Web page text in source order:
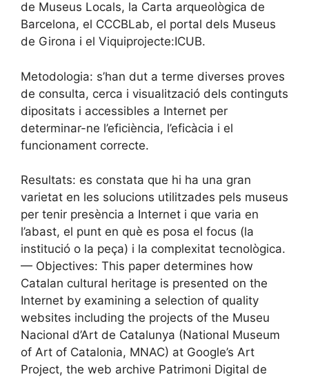
de Museus Locals, la Carta arqueològica de
Barcelona, el CCCBLab, el portal dels Museus
de Girona i el Viquiprojecte:ICUB.
Metodologia: s’han dut a terme diverses proves
de consulta, cerca i visualització dels continguts
dipositats i accessibles a Internet per
determinar-ne l’eficiència, l’eficàcia i el
funcionament correcte.
Resultats: es constata que hi ha una gran
varietat en les solucions utilitzades pels museus
per tenir presència a Internet i que varia en
l’abast, el punt en què es posa el focus (la
institució o la peça) i la complexitat tecnològica.
— Objectives: This paper determines how
Catalan cultural heritage is presented on the
Internet by examining a selection of quality
websites including the projects of the Museu
Nacional d’Art de Catalunya (National Museum
of Art of Catalonia, MNAC) at Google’s Art
Project, the web archive Patrimoni Digital de